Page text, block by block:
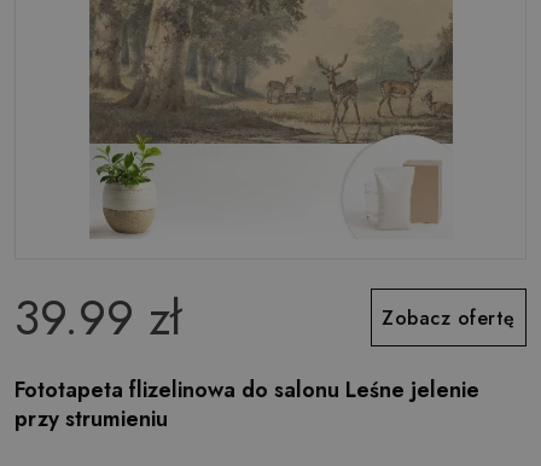
39.99 zł Zobacz ofertę
Fototapeta flizelinowa do salonu Leśne jelenie
przy strumieniu